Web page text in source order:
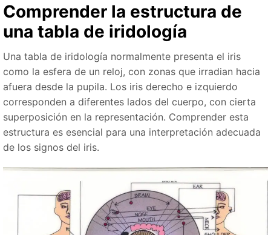
Comprender la estructura de
una tabla de iridología
Una tabla de iridología normalmente presenta el iris
como la esfera de un reloj, con zonas que irradian hacia
afuera desde la pupila. Los iris derecho e izquierdo
corresponden a diferentes lados del cuerpo, con cierta
superposición en la representación. Comprender esta
estructura es esencial para una interpretación adecuada
de los signos del iris.